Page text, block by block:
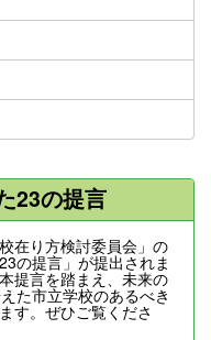
23の提言
在り方検討委員会」の
の提言」が提出されま
提言を踏まえ、未来の
た市立学校のあるべき
す。ぜひご覧くださ